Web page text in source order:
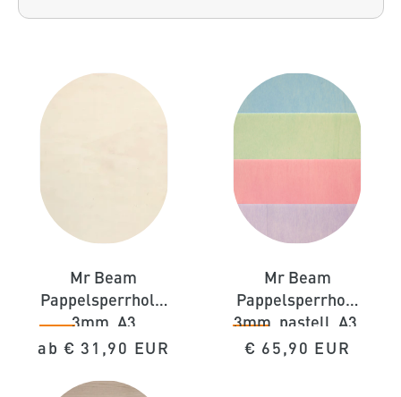
Mr Beam
Pappelsperrholz,
3mm, A3
Normaler
ab € 31,90 EUR
Mr Beam
Pappelsperrholz
3mm, pastell, A3,
Sparpaket (4
Normaler
€ 65,90 EUR